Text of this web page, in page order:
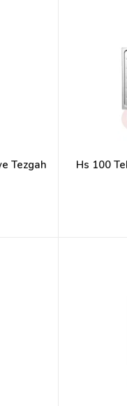
Tezgah
Hs 100